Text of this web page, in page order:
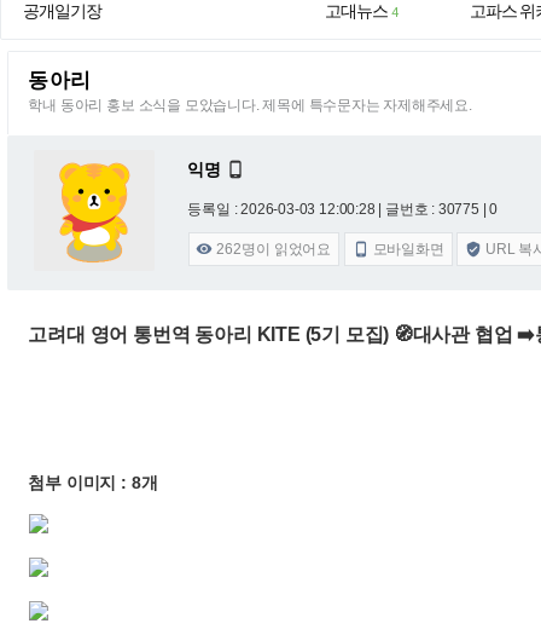
공개일기장 고대뉴스 4
고파스 위
동아리
학내 동아리 홍보 소식을 모았습니다. 제목에 특수문자는 자제해주세요.
익명 
등록일 : 2026-03-03 12:00:28 | 글번호 : 30775 | 0
 262명이 읽었어요  모바일화면  URL 복
고려대 영어 통번역 동아리 KITE (5기 모집) 🧭대사관 협업
첨부 이미지 : 8개